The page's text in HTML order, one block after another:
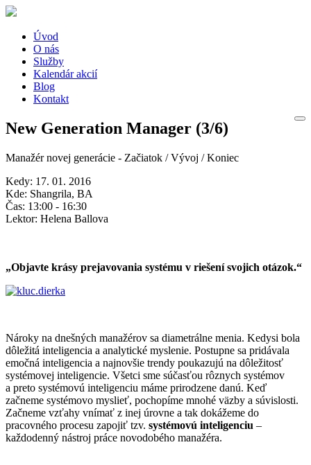
Úvod
O nás
Služby
Kalendár akcií
Blog
Kontakt
New Generation Manager (3/6)
Manažér novej generácie - Začiatok / Vývoj / Koniec
Kedy: 17. 01. 2016
Kde: Shangrila, BA
Čas: 13:00 - 16:30
Lektor: Helena Ballova
„Objavte krásy prejavovania systému v riešení svojich otázok.“
Nároky na dnešných manažérov sa diametrálne menia. Kedysi bola
dôležitá inteligencia a analytické myslenie. Postupne sa pridávala
emočná inteligencia a najnovšie trendy poukazujú na dôležitosť
systémovej inteligencie. Všetci sme súčasťou rôznych systémov
a preto systémovú inteligenciu máme prirodzene danú. Keď
začneme systémovo myslieť, pochopíme mnohé väzby a súvislosti.
Začneme vzťahy vnímať z inej úrovne a tak dokážeme do
pracovného procesu zapojiť tzv. systémovú inteligenciu –
každodenný nástroj práce novodobého manažéra.